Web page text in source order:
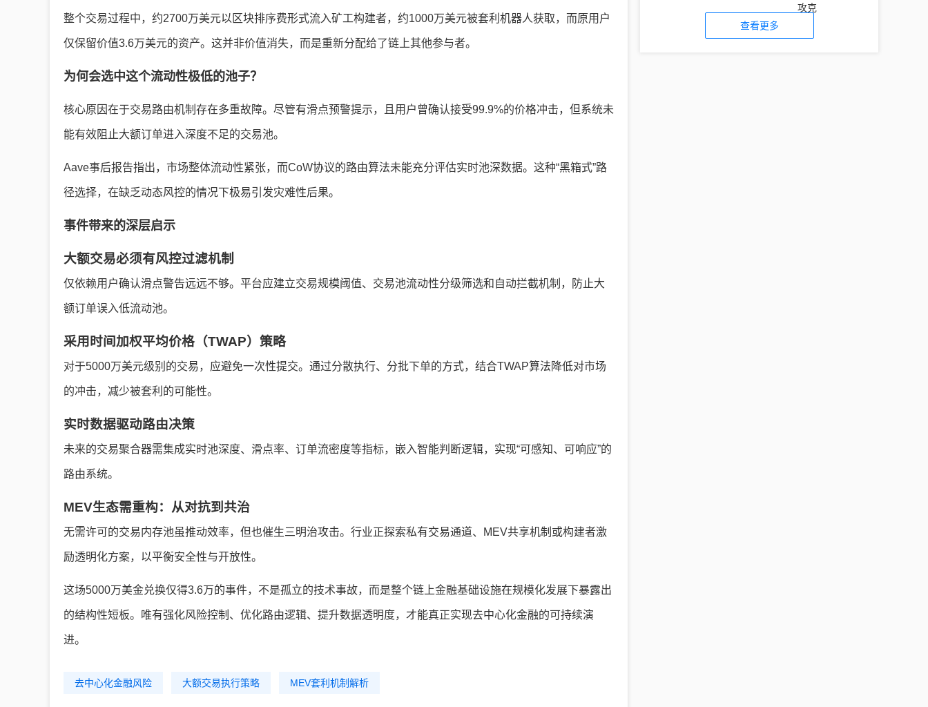
整个交易过程中，约2700万美元以区块排序费形式流入矿工构建者，约1000万美元被套利机器人获取，而原用户
仅保留价值3.6万美元的资产。这并非价值消失，而是重新分配给了链上其他参与者。
为何会选中这个流动性极低的池子？
核心原因在于交易路由机制存在多重故障。尽管有滑点预警提示，且用户曾确认接受99.9%的价格冲击，但系统未
能有效阻止大额订单进入深度不足的交易池。
Aave事后报告指出，市场整体流动性紧张，而CoW协议的路由算法未能充分评估实时池深数据。这种“黑箱式”路
径选择，在缺乏动态风控的情况下极易引发灾难性后果。
事件带来的深层启示
大额交易必须有风控过滤机制
仅依赖用户确认滑点警告远远不够。平台应建立交易规模阈值、交易池流动性分级筛选和自动拦截机制，防止大
额订单误入低流动池。
采用时间加权平均价格（TWAP）策略
对于5000万美元级别的交易，应避免一次性提交。通过分散执行、分批下单的方式，结合TWAP算法降低对市场
的冲击，减少被套利的可能性。
实时数据驱动路由决策
未来的交易聚合器需集成实时池深度、滑点率、订单流密度等指标，嵌入智能判断逻辑，实现“可感知、可响应”的
路由系统。
MEV生态需重构：从对抗到共治
无需许可的交易内存池虽推动效率，但也催生三明治攻击。行业正探索私有交易通道、MEV共享机制或构建者激
励透明化方案，以平衡安全性与开放性。
这场5000万美金兑换仅得3.6万的事件，不是孤立的技术事故，而是整个链上金融基础设施在规模化发展下暴露出
的结构性短板。唯有强化风险控制、优化路由逻辑、提升数据透明度，才能真正实现去中心化金融的可持续演
进。
去中心化金融风险 大额交易执行策略 MEV套利机制解析
查看更多